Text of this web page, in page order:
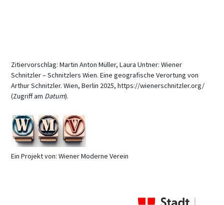
Zitiervorschlag: Martin Anton Müller, Laura Untner: Wiener
Schnitzler – Schnitzlers Wien. Eine geografische Verortung von
Arthur Schnitzler. Wien, Berlin 2025, https://wienerschnitzler.org/
(Zugriff am Datum).
Ein Projekt von: Wiener Moderne Verein